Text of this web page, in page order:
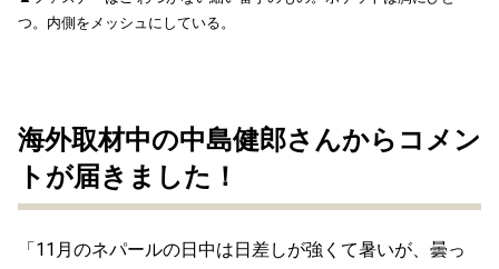
つ。内側をメッシュにしている。
海外取材中の中島健郎さんからコメン
トが届きました！
「11月のネパールの日中は日差しが強くて暑いが、曇っ